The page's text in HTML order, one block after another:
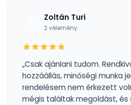
Zoltán Turi
2 vélemény
„Csak ajánlani tudom.
hozzáállás, minőségi munka
rendelésem nem érkezett
mégis találtak megoldást, és